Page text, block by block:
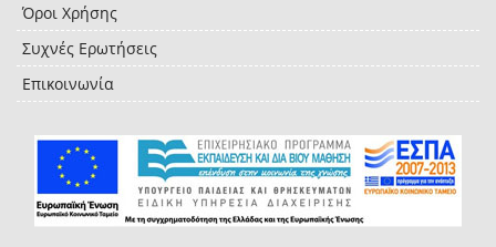
Όροι Χρήσης
Συχνές Ερωτήσεις
Επικοινωνία